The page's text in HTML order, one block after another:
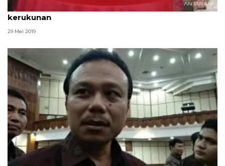
Wagub Bali ajak semua umat tingkatkan
kerukunan
29 Mei 2019